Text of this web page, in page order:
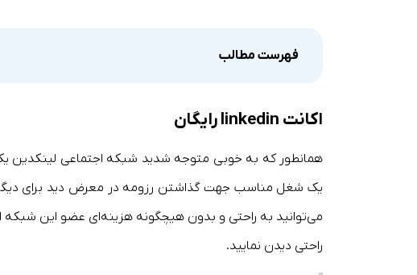
فهرست مطالب
اکانت linkedin رایگان
همانطور که به خوبی متوجه شدید شبکه اجتماعی لینکدین
یک شغل مناسب جهت گذاشتن رزومه در معرض دید برای
می‌توانید به راحتی و بدون هیچگونه هزینه‌ای عضو این
راحتی دیدن نمایید.